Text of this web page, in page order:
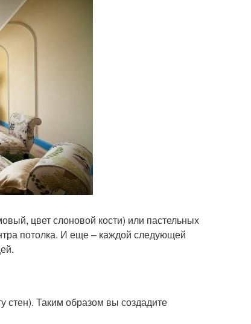
цвет слоновой кости) или пастельных
потолка. И еще – каждой следующей
стен). Таким образом вы создадите